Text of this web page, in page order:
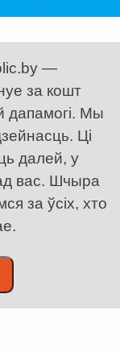
—
за кошт
дапамогі. Мы
Ці
далей, у
вас. Шчыра
за ўсіх, хто